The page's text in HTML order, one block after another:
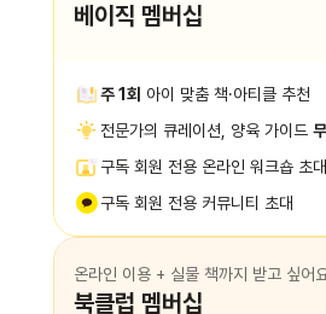
베이직 멤버십
주 1회 아이 맞춤 책·아티클 추천
전문가의 큐레이션, 양육 가이드
구독 회원 전용 온라인 워크숍 초대
구독 회원 전용 커뮤니티 초대
온라인 이용 + 실물 책까지 받고 싶어
북클럽 멤버십